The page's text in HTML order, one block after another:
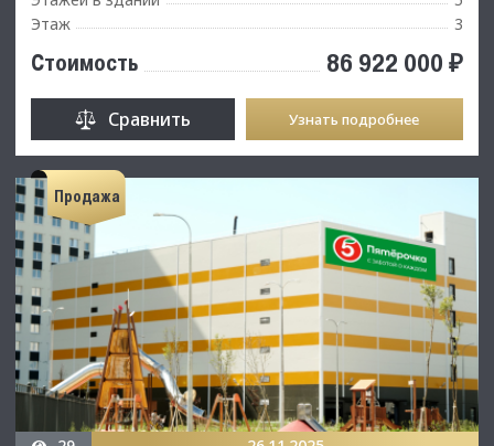
Этаж
3
Стоимость 86 922 000 ₽
Сравнить Узнать подробнее
Продажа